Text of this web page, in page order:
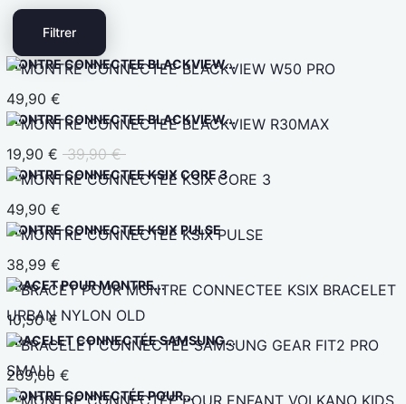
Filtrer
MONTRE CONNECTEE BLACKVIEW...
49,90 €
MONTRE CONNECTEE BLACKVIEW...
19,90 € 39,90 €
MONTRE CONNECTEE KSIX CORE 3
49,90 €
MONTRE CONNECTEE KSIX PULSE
38,99 €
BRACET POUR MONTRE...
10,50 €
BRACELET CONNECTÉE SAMSUNG...
269,00 €
MONTRE CONNECTÉE POUR...